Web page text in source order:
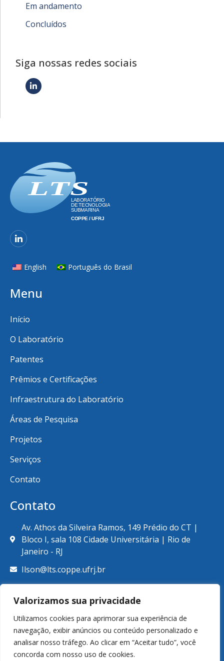
Valorizamos sua privacidade
Utilizamos cookies para aprimorar sua experiência de
navegação, exibir anúncios ou conteúdo personalizado e
analisar nosso tráfego. Ao clicar em “Aceitar tudo”, você
concorda com nosso uso de cookies.
Em andamento
Concluídos
Siga nossas redes sociais
English Português do Brasil
Menu
Início
O Laboratório
Patentes
Prêmios e Certificações
Infraestrutura do Laboratório
Áreas de Pesquisa
Projetos
Serviços
Contato
Contato
Av. Athos da Silveira Ramos, 149 Prédio do CT |
Bloco I, sala 108 Cidade Universitária | Rio de
Janeiro - RJ
Ilson@lts.coppe.ufrj.br
+55 (21) 39387789
© Copyright 2026. Laboratório de Tecnologia Submarina.
Todos os direitos reservados.